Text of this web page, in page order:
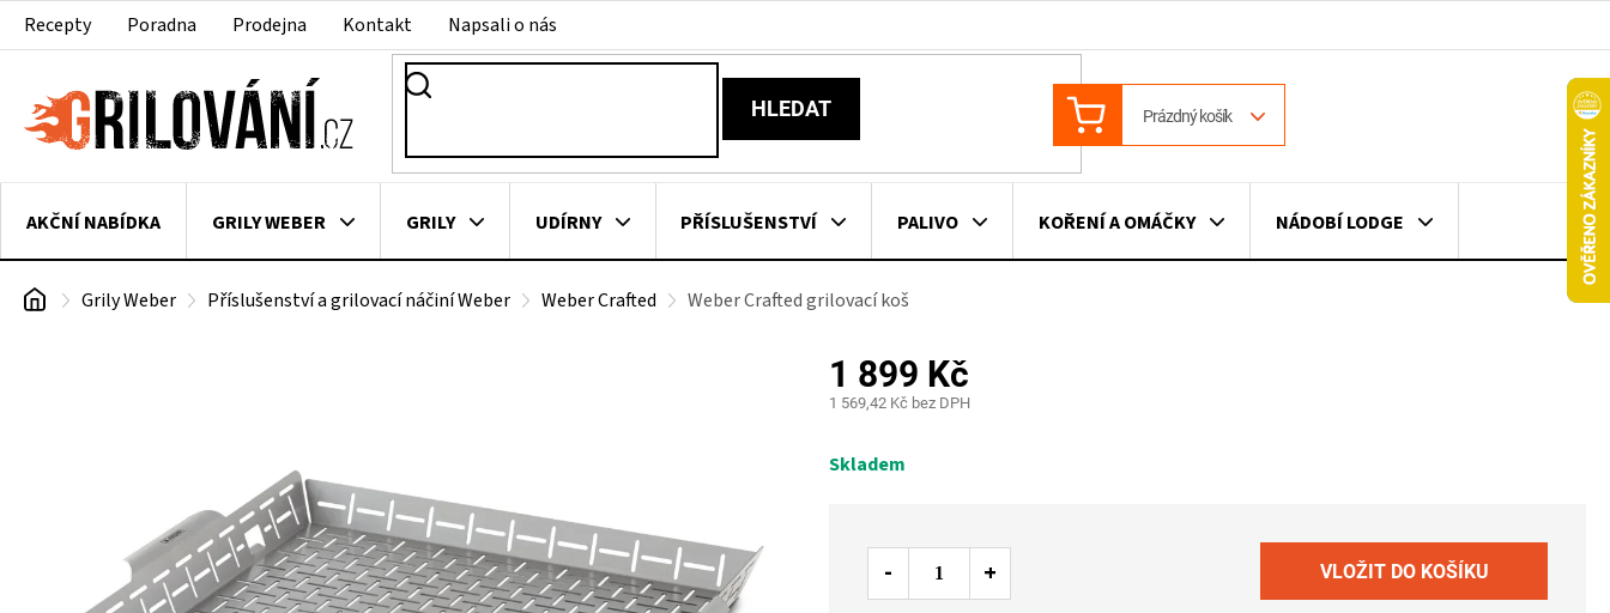
PřejítRecepty Poradna Prodejna Kontakt Napsali o nás
HLEDAT NÁKUPNÍ
KOŠÍK
Prázdný košík
AKČNÍ NABÍDKA GRILY WEBER GRILY UDÍRNY PŘÍSLUŠENSTVÍ PALIVO KOŘENÍ A OMÁČKY NÁDOBÍ LODGE
VAKUOVAČKY LEDNICE NA ZRÁNÍ MASA VENKOVNÍ KUCHYNĚ KNIHY O GRILOVÁNÍ
DomůGrily Weber Příslušenství a grilovací náčiní Weber Weber Crafted Weber Crafted grilovací koš
1 899 Kč
1 569,42 Kč bez DPH
cena:
Skladem